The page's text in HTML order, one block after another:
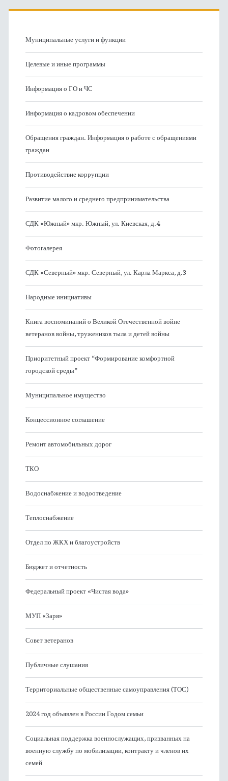
Муниципальные услуги и функции
Целевые и иные программы
Информация о ГО и ЧС
Информация о кадровом обеспечении
Обращения граждан. Информация о работе с обращениями
граждан
Противодействие коррупции
Развитие малого и среднего предпринимательства
СДК «Южный» мкр. Южный, ул. Киевская, д.4
Фотогалерея
СДК «Северный» мкр. Северный, ул. Карла Маркса, д.3
Народные инициативы
Книга воспоминаний о Великой Отечественной войне
ветеранов войны, тружеников тыла и детей войны
Приоритетный проект “Формирование комфортной
городской среды”
Муниципальное имущество
Концессионное соглашение
Ремонт автомобильных дорог
ТКО
Водоснабжение и водоотведение
Теплоснабжение
Отдел по ЖКХ и благоустройств
Бюджет и отчетность
Федеральный проект «Чистая вода»
МУП «Заря»
Совет ветеранов
Публичные слушания
Территориальные общественные самоуправления (ТОС)
2024 год объявлен в России Годом семьи
Социальная поддержка военнослужащих, призванных на
военную службу по мобилизации, контракту и членов их
семей